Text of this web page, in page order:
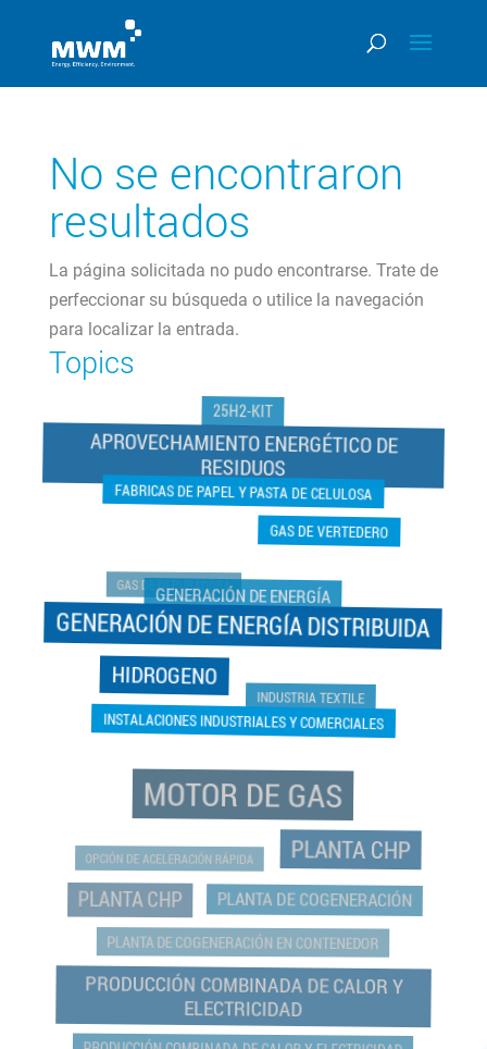
No se encontraron
resultados
La página solicitada no pudo encontrarse. Trate de
perfeccionar su búsqueda o utilice la navegación
para localizar la entrada.
Topics
25H2-KIT
APROVECHAMIENTO ENERGÉTICO DE
RESIDUOS
FABRICAS DE PAPEL Y PASTA DE CELULOSA
GAS DE DEPURADORA
GAS DE VERTEDERO
GENERACIÓN DE ENERGÍA
GENERACIÓN DE ENERGÍA DISTRIBUIDA
HIDROGENO
INDUSTRIA TEXTILE
INSTALACIONES INDUSTRIALES Y COMERCIALES
MOTOR DE GAS
OPCIÓN DE ACELERACIÓN RÁPIDA PLANTA CHP
PLANTA CHP PLANTA DE COGENERACIÓN
PLANTA DE COGENERACIÓN EN CONTENEDOR
PRODUCCIÓN COMBINADA DE CALOR Y
ELECTRICIDAD